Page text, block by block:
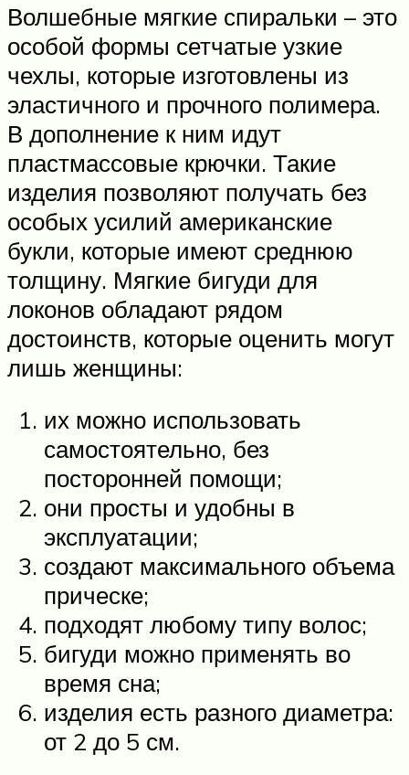
Волшебные мягкие спиральки – это
особой формы сетчатые узкие
чехлы, которые изготовлены из
эластичного и прочного полимера.
В дополнение к ним идут
пластмассовые крючки. Такие
изделия позволяют получать без
особых усилий американские
букли, которые имеют среднюю
толщину. Мягкие бигуди для
локонов обладают рядом
достоинств, которые оценить могут
лишь женщины:
их можно использовать
самостоятельно, без
посторонней помощи;
они просты и удобны в
эксплуатации;
создают максимального объема
прическе;
подходят любому типу волос;
бигуди можно применять во
время сна;
изделия есть разного диаметра:
от 2 до 5 см.